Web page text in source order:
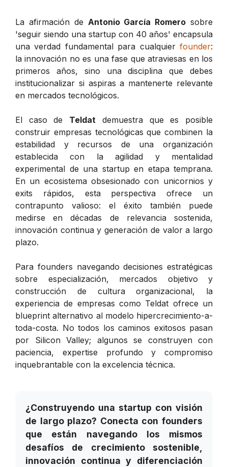
La afirmación de Antonio García Romero sobre
'seguir siendo una startup con 40 años' encapsula
una verdad fundamental para cualquier founder:
la innovación no es una fase que atraviesas en los
primeros años, sino una disciplina que debes
institucionalizar si aspiras a mantenerte relevante
en mercados tecnológicos.
El caso de Teldat demuestra que es posible
construir empresas tecnológicas que combinen la
estabilidad y recursos de una organización
establecida con la agilidad y mentalidad
experimental de una startup en etapa temprana.
En un ecosistema obsesionado con unicornios y
exits rápidos, esta perspectiva ofrece un
contrapunto valioso: el éxito también puede
medirse en décadas de relevancia sostenida,
innovación continua y generación de valor a largo
plazo.
Para founders navegando decisiones estratégicas
sobre especialización, mercados objetivo y
construcción de cultura organizacional, la
experiencia de empresas como Teldat ofrece un
blueprint alternativo al modelo hipercrecimiento-a-
toda-costa. No todos los caminos exitosos pasan
por Silicon Valley; algunos se construyen con
paciencia, expertise profundo y compromiso
inquebrantable con la excelencia técnica.
¿Construyendo una startup con visión
de largo plazo? Conecta con founders
que están navegando los mismos
desafíos de crecimiento sostenible,
innovación continua y diferenciación